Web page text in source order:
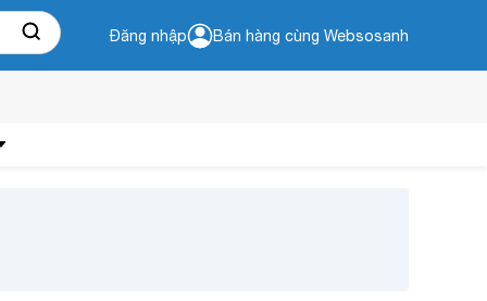
Đăng nhập Bán hàng cùng Websosanh